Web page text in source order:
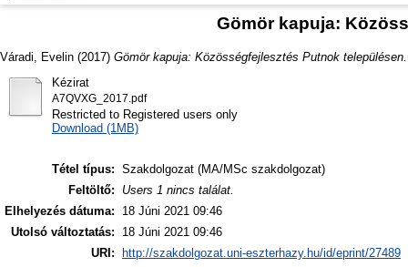
Gömör kapuja:
Váradi, Evelin (2017) Gömör kapuja: Közösségfejlesztés Putnok településen.
Kézirat
A7QVXG_2017.pdf
Restricted to Registered users only
Download (1MB)
Tétel típus: Szakdolgozat (MA/MSc szakdolgozat)
Feltöltő:
Users 1 nincs találat.
Elhelyezés dátuma:
18 Júni 2021 09:46
Utolsó változtatás:
18 Júni 2021 09:46
URI:
http://szakdolgozat.uni-eszterhazy.hu/id/eprint/27489